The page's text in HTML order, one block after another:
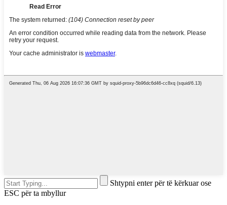
Shtypni enter për të kërkuar ose
ESC për ta mbyllur